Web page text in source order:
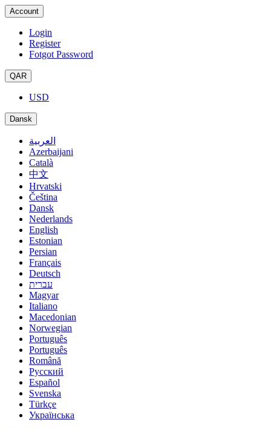
Account
Login
Register
Fotgot Password
QAR
USD
Dansk
العربية
Azerbaijani
Català
中文
Hrvatski
Čeština
Dansk
Nederlands
English
Estonian
Persian
Français
Deutsch
עברית
Magyar
Italiano
Macedonian
Norwegian
Português
Português
Română
Русский
Español
Svenska
Türkçe
Українська